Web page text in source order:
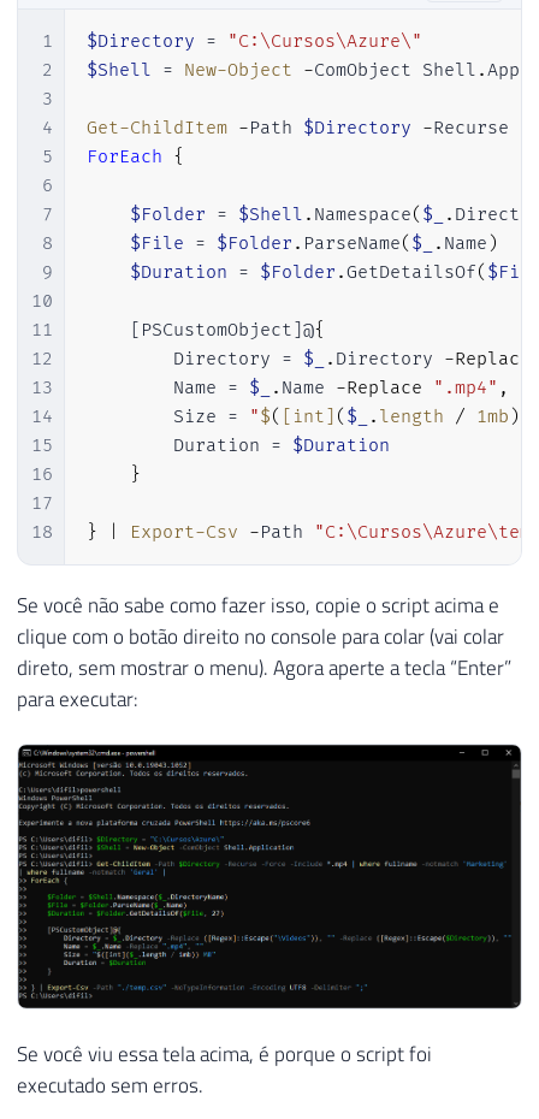
1
2
3
4
5
6
7
8
9
10
11
12
13
14
15
16
17
18
$Directory =
"C:\Cursos\Azure\"
$Shell = New-Object -ComObject Shell .
Get-ChildItem -Path $Directory -Recurse
ForEach {
$Folder = $Shell . Namespace( $_ .
$File = $Folder . ParseName( $_ . Name )
$Duration = $Folder .GetDetailsOf(
[PSCustomObject]@{
        Directory =
$_ . Directory -Replace
        Name =
$_ . Name -Replace ".mp4" ,
        Size =
"$( [int] ( $_ . length / 1mb )
        Duration =
$Duration
}
} Export-Csv -Path
Se você não sabe como fazer isso, copie o script acima e
clique com o botão direito no console para colar (vai colar
direto, sem mostrar o menu). Agora aperte a tecla “Enter”
para executar:
Se você viu essa tela acima, é porque o script foi
executado sem erros.